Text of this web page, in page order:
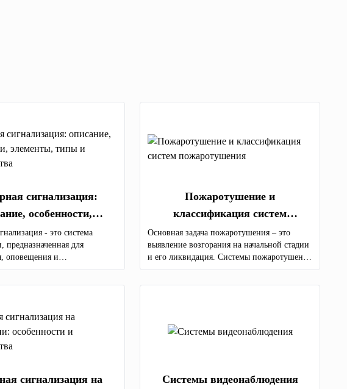
сигнализация:
особенности,
типы и преимущества
- это система
предназначенная для
оповещения и
о возгораниях.
Пожаротушение и
классификация систем
пожаротушения
Основная задача пожаротушения – это
выявление возгорания на начальной стадии
и его ликвидация. Системы пожаротушения
по типу огнетушащего состава бывают:
сигнализация на
Системы видеонаблюдения